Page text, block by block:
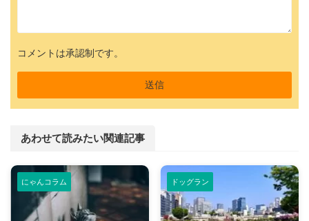
コメントは承認制です。
あわせて読みたい関連記事
にゃんコラム ドッグラン